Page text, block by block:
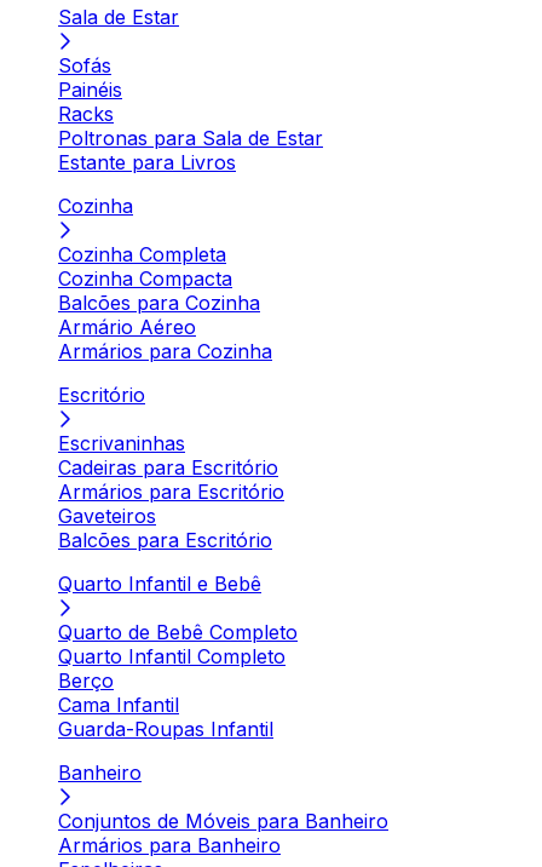
Sala de Estar
Sofás
Painéis
Racks
Poltronas para Sala de Estar
Estante para Livros
Cozinha
Cozinha Completa
Cozinha Compacta
Balcões para Cozinha
Armário Aéreo
Armários para Cozinha
Escritório
Escrivaninhas
Cadeiras para Escritório
Armários para Escritório
Gaveteiros
Balcões para Escritório
Quarto Infantil e Bebê
Quarto de Bebê Completo
Quarto Infantil Completo
Berço
Cama Infantil
Guarda-Roupas Infantil
Banheiro
Conjuntos de Móveis para Banheiro
Armários para Banheiro